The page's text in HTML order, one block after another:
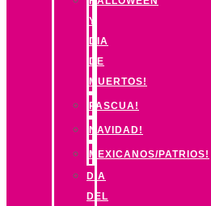
Y
DIA
DE
MUERTOS!
PASCUA!
NAVIDAD!
MEXICANOS/PATRIOS!
DIA
DEL